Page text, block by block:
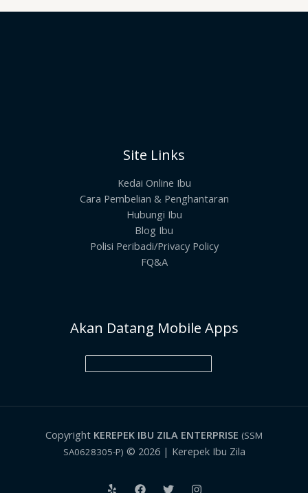
Site Links
Kedai Online Ibu
Cara Pembelian & Penghantaran
Hubungi Ibu
Blog Ibu
Polisi Peribadi/Privacy Policy
FQ&A
Akan Datang Mobile Apps
Copyright KEREPEK IBU ZILA ENTERPRISE (SSM
SA0628305-P) © 2026 | Kerepek Ibu Zila